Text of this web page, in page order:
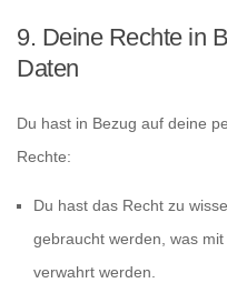
9. Deine Rechte in
Daten
Du hast in Bezug auf deine
Rechte:
Du hast das Recht zu
gebraucht werden, was
verwahrt werden.